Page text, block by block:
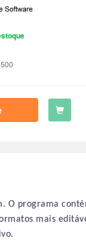
O programa
mais